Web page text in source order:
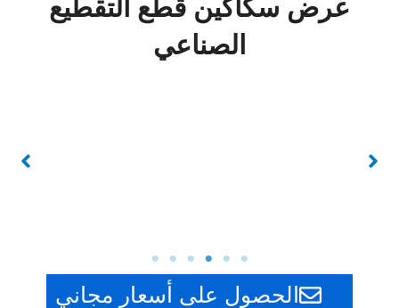
عرض سكاكين قطع التقطيع
الصناعي
الحصول على أسعار مجاني